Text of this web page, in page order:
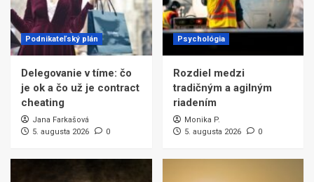
Podnikateľský plán
Delegovanie v tíme: čo
je ok a čo už je contract
cheating
Jana Farkašová
5. augusta 2026
0
Psychológia
Rozdiel medzi
tradičným a agilným
riadením
Monika P.
5. augusta 2026
0